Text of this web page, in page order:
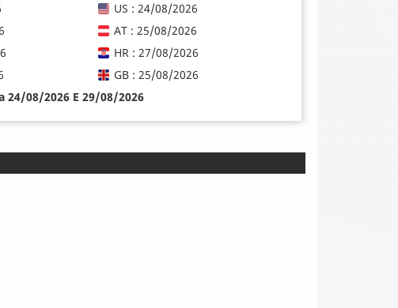
US : 24/08/2026
AT : 25/08/2026
HR : 27/08/2026
GB : 25/08/2026
24/08/2026 E 29/08/2026